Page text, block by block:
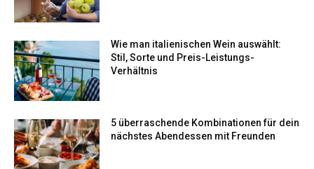
Wie man italienischen Wein auswählt:
Stil, Sorte und Preis-Leistungs-
Verhältnis
5 überraschende Kombinationen für dein
nächstes Abendessen mit Freunden